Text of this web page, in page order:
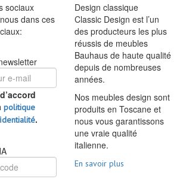
sociaux
dans ces
politique
.
Design classique
Classic Design est l’un
des producteurs les plus
réussis de meubles
Bauhaus de haute qualité
depuis de nombreuses
années.
Nos meubles design sont
produits en Toscane et
nous vous garantissons
une vraie qualité
italienne.
En savoir plus